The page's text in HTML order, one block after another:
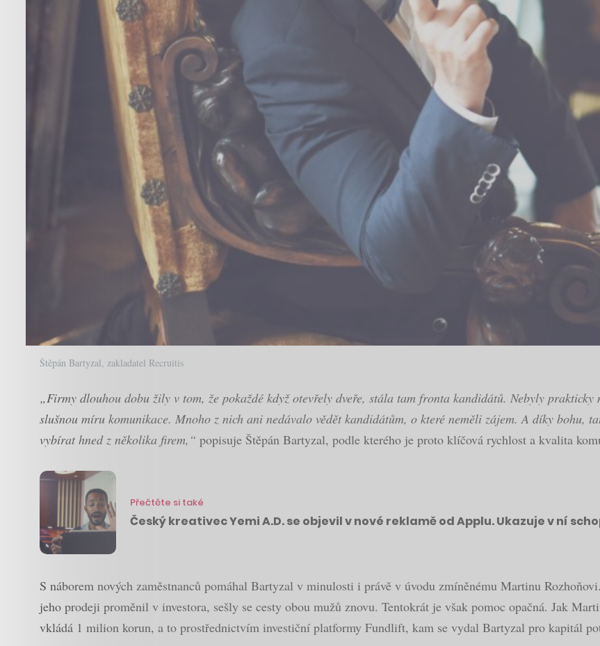
Štěpán Bartyzal, zakladatel Recruitis
„Firmy dlouhou dobu žily v tom, že pokaždé když otevřely dveře, stála tam fronta kandidátů. Nebyly
slušnou míru komunikace. Mnoho z nich ani nedávalo vědět kandidátům, o které neměli zájem. A díky bohu,
vybírat hned z několika firem,“ popisuje Štěpán Bartyzal, podle kterého je proto klíčová rychlost a kvalita
Přečtěte si také
Český kreativec Yemi A.D. se objevil v nové reklamě od Applu. Ukazuje v ní
S náborem nových zaměstnanců pomáhal Bartyzal v minulosti i právě v úvodu zmíněnému Martinu
jeho prodeji proměnil v investora, sešly se cesty obou mužů znovu. Tentokrát je však pomoc opačná. Jak
vkládá 1 milion korun, a to prostřednictvím investiční platformy Fundlift, kam se vydal Bartyzal pro kapitál